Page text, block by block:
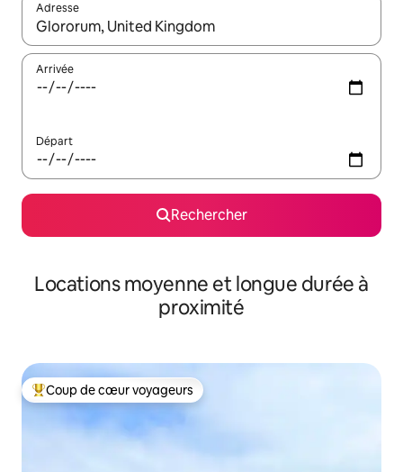
Adresse
Lorsque les résultats s'affichent, utilisez les flèches vers le
Arrivée
Départ
Rechercher
Locations moyenne et longue durée à
proximité
Coups de cœur voyageurs les plus appréciés
Coup de cœur voyageurs